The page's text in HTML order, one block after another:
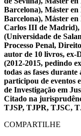
Barcelona), Máster
Barcelona), Máster
Carlos III de
(Universidade de
Processo Penal,
autor de 10 livros, ex-
(2012-2015, pedindo
todas as fases
participou de eventos
de Investigação em
Citado na
TJSP, TJPR, TJSC,
COMPARTILHE